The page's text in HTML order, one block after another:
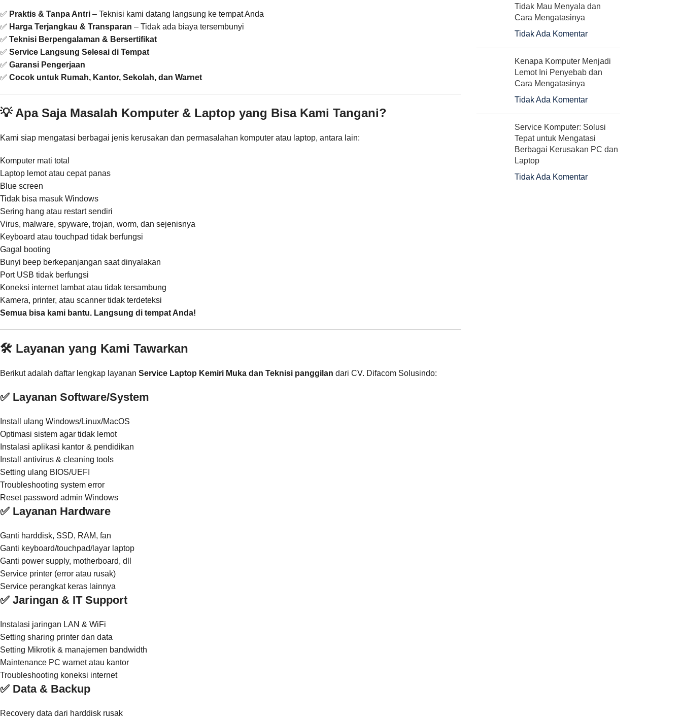
✅ Praktis & Tanpa Antri – Teknisi kami datang langsung ke tempat Anda
✅ Harga Terjangkau & Transparan – Tidak ada biaya tersembunyi
✅ Teknisi Berpengalaman & Bersertifikat
✅ Service Langsung Selesai di Tempat
✅ Garansi Pengerjaan
✅ Cocok untuk Rumah, Kantor, Sekolah, dan Warnet
💡 Apa Saja Masalah Komputer & Laptop yang Bisa Kami Tangani?
Kami siap mengatasi berbagai jenis kerusakan dan permasalahan komputer atau laptop, antara lain:
Komputer mati total
Laptop lemot atau cepat panas
Blue screen
Tidak bisa masuk Windows
Sering hang atau restart sendiri
Virus, malware, spyware, trojan, worm, dan sejenisnya
Keyboard atau touchpad tidak berfungsi
Gagal booting
Bunyi beep berkepanjangan saat dinyalakan
Port USB tidak berfungsi
Koneksi internet lambat atau tidak tersambung
Kamera, printer, atau scanner tidak terdeteksi
Semua bisa kami bantu. Langsung di tempat Anda!
🛠️ Layanan yang Kami Tawarkan
Berikut adalah daftar lengkap layanan Service Laptop Kemiri Muka dan Teknisi panggilan dari CV. Difacom Solusindo:
✅ Layanan Software/System
Install ulang Windows/Linux/MacOS
Optimasi sistem agar tidak lemot
Instalasi aplikasi kantor & pendidikan
Install antivirus & cleaning tools
Setting ulang BIOS/UEFI
Troubleshooting system error
Reset password admin Windows
✅ Layanan Hardware
Ganti harddisk, SSD, RAM, fan
Ganti keyboard/touchpad/layar laptop
Ganti power supply, motherboard, dll
Service printer (error atau rusak)
Service perangkat keras lainnya
✅ Jaringan & IT Support
Instalasi jaringan LAN & WiFi
Setting sharing printer dan data
Setting Mikrotik & manajemen bandwidth
Maintenance PC warnet atau kantor
Troubleshooting koneksi internet
✅ Data & Backup
Recovery data dari harddisk rusak
Tidak Mau Menyala dan
Cara Mengatasinya
Tidak Ada Komentar
Kenapa Komputer Menjadi
Lemot Ini Penyebab dan
Cara Mengatasinya
Tidak Ada Komentar
Service Komputer: Solusi
Tepat untuk Mengatasi
Berbagai Kerusakan PC dan
Laptop
Tidak Ada Komentar